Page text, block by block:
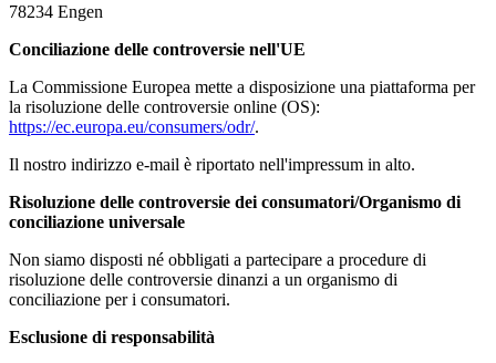
78234 Engen
Conciliazione delle controversie nell'UE
La Commissione Europea mette a disposizione una piattaforma per
la risoluzione delle controversie online (OS):
https://ec.europa.eu/consumers/odr/.
Il nostro indirizzo e-mail è riportato nell'impressum in alto.
Risoluzione delle controversie dei consumatori/Organismo di
conciliazione universale
Non siamo disposti né obbligati a partecipare a procedure di
risoluzione delle controversie dinanzi a un organismo di
conciliazione per i consumatori.
Esclusione di responsabilità